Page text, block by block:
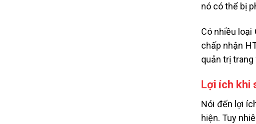
nó có thể bị
Có nhiều loại
chấp nhận
quản trị
Lợi ích khi
Nói đến lợi
hiện. Tuy